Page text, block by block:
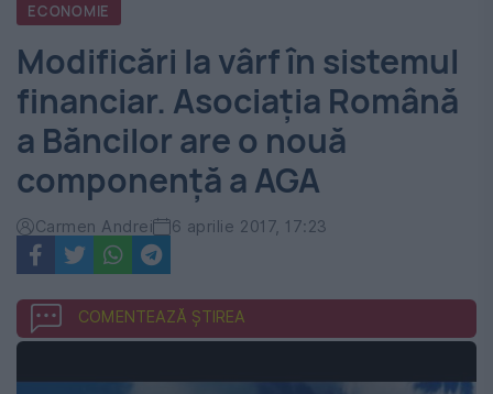
România
-
Evenimentul
Zilei
ECONOMIE
Modificări la vârf în sistemul
financiar. Asociaţia Română
a Băncilor are o nouă
componenţă a AGA
Carmen Andrei 6 aprilie 2017, 17:23
COMENTEAZĂ ȘTIREA